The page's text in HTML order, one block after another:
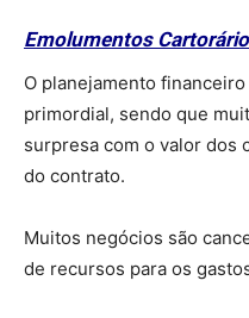
Emolumentos
O planejamento
primordial, sendo que
surpresa com o valor dos
do contrato.
Muitos negócios são
de recursos para os